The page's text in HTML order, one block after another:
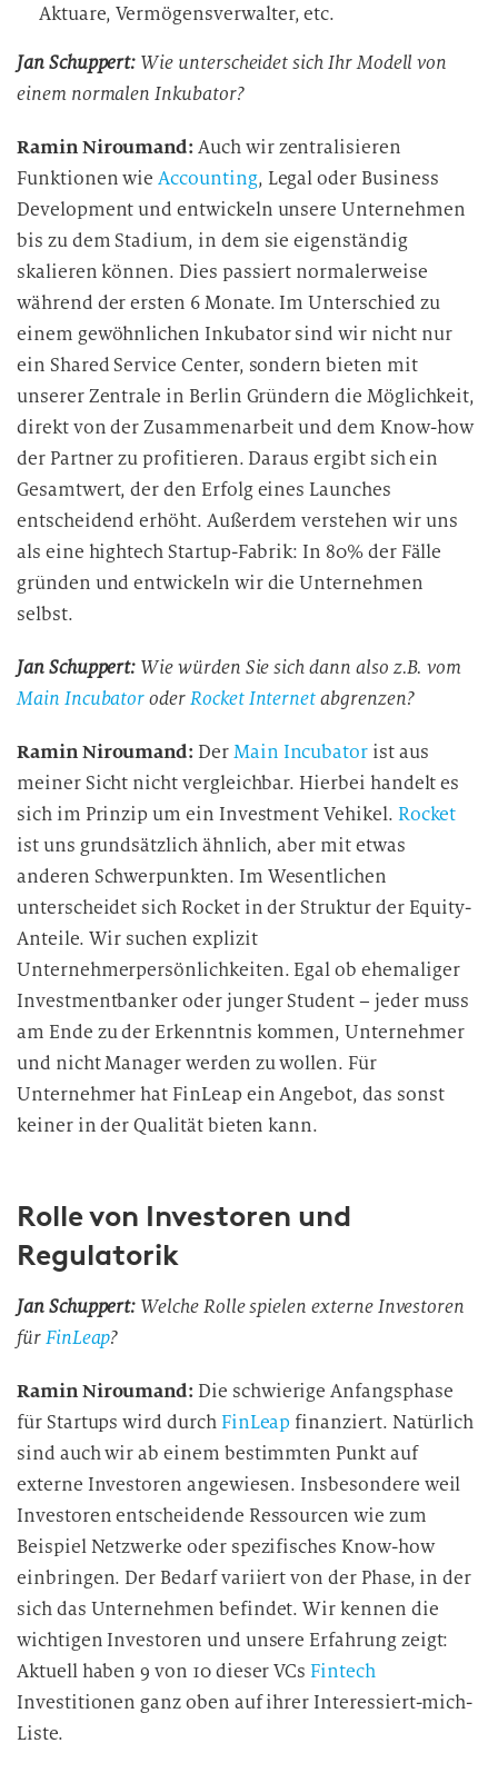
Aktuare, Vermögensverwalter, etc.
Jan Schuppert: Wie unterscheidet sich Ihr Modell von
einem normalen Inkubator?
Ramin Niroumand: Auch wir zentralisieren
Funktionen wieAccounting, Legal oder Business
Development und entwickeln unsere Unternehmen
bis zu dem Stadium, in dem sie eigenständig
skalieren können. Dies passiert normalerweise
während der ersten 6 Monate. Im Unterschied zu
einem gewöhnlichen Inkubator sind wir nicht nur
ein Shared Service Center, sondern bieten mit
unserer Zentrale in Berlin Gründern die Möglichkeit,
direkt von der Zusammenarbeit und dem Know-how
der Partner zu profitieren. Daraus ergibt sich ein
Gesamtwert, der den Erfolg eines Launches
entscheidend erhöht. Außerdem verstehen wir uns
als eine hightech Startup-Fabrik: In 80% der Fälle
gründen und entwickeln wir die Unternehmen
selbst.
Jan Schuppert: Wie würden Sie sich dann also z.B. vom
Main IncubatoroderRocket Internetabgrenzen?
Ramin Niroumand: DerMain Incubator ist aus
meiner Sicht nicht vergleichbar. Hierbei handelt es
sich im Prinzip um ein Investment Vehikel. Rocket
ist uns grundsätzlich ähnlich, aber mit etwas
anderen Schwerpunkten. Im Wesentlichen
unterscheidet sich Rocket in der Struktur der Equity-
Anteile. Wir suchen explizit
Unternehmerpersönlichkeiten. Egal ob ehemaliger
Investmentbanker oder junger Student – jeder muss
am Ende zu der Erkenntnis kommen, Unternehmer
und nicht Manager werden zu wollen. Für
Unternehmer hat FinLeap ein Angebot, das sonst
keiner in der Qualität bieten kann.
Rolle von Investoren und
Regulatorik
Jan Schuppert: Welche Rolle spielen externe Investoren
fürFinLeap?
Ramin Niroumand: Die schwierige Anfangsphase
für Startups wird durchFinLeap finanziert. Natürlich
sind auch wir ab einem bestimmten Punkt auf
externe Investoren angewiesen. Insbesondere weil
Investoren entscheidende Ressourcen wie zum
Beispiel Netzwerke oder spezifisches Know-how
einbringen. Der Bedarf variiert von der Phase, in der
sich das Unternehmen befindet. Wir kennen die
wichtigen Investoren und unsere Erfahrung zeigt:
Aktuell haben 9 von 10 dieser VCsFintech
Investitionen ganz oben auf ihrer Interessiert-mich-
Liste.